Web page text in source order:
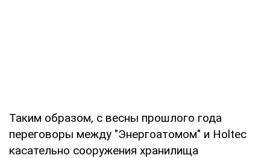
Таким образом, с весны прошлого года
переговоры между "Энергоатомом" и Holtec
касательно сооружения хранилища